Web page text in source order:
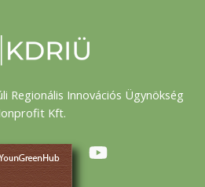
Regionális Innovációs Ügynökség
Kft.